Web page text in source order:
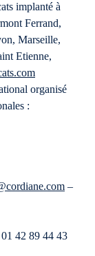
implanté à
Ferrand,
Marseille,
Etienne,
organisé
:
–
42 89 44 43